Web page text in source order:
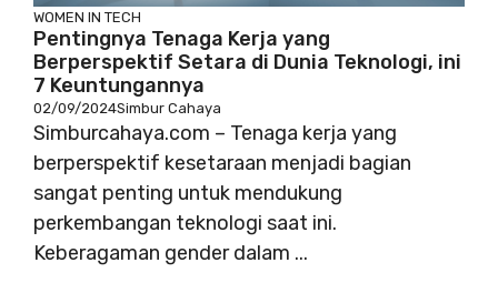
WOMEN IN TECH
Pentingnya Tenaga Kerja yang
Berperspektif Setara di Dunia Teknologi, ini
7 Keuntungannya
02/09/2024Simbur Cahaya
Simburcahaya.com – Tenaga kerja yang
berperspektif kesetaraan menjadi bagian
sangat penting untuk mendukung
perkembangan teknologi saat ini.
Keberagaman gender dalam ...